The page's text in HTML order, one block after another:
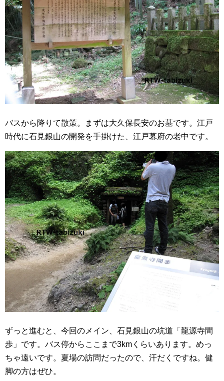
バスから降りて散策。まずは大久保長安のお墓です。江戸
時代に石見銀山の開発を手掛けた、江戸幕府の老中です。
ずっと進むと、今回のメイン、石見銀山の坑道「龍源寺間
歩」です。バス停からここまで3kmくらいあります。めっ
ちゃ遠いです。夏場の訪問だったので、汗だくですね。健
脚の方はぜひ。